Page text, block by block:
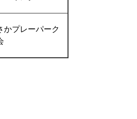
かプレーパーク